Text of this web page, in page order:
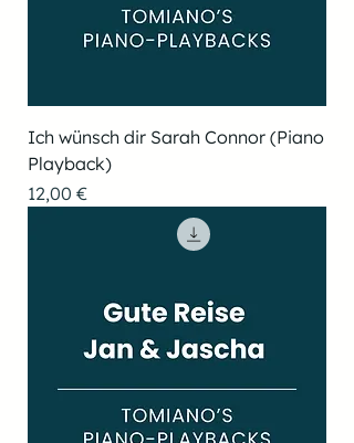
Ich wünsch dir Sarah Connor (Piano
Playback)
Preis
12,00 €